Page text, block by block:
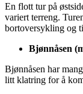
En flott tur på
variert terreng.
bortoversykling og
Bjønnåsen
Bjønnåsen har
litt klatring for å